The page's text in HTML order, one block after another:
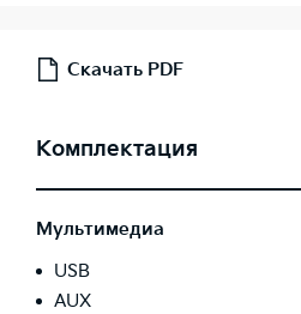
Скачать PDF
Комплектация
Мультимедиа
USB
AUX